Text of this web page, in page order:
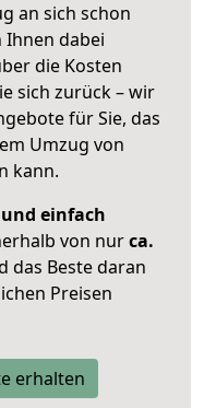
an sich schon
dabei
die Kosten
sich zurück – wir
für Sie, das
Umzug von
kann.
einfach
von nurca.
das Beste daran
Preisen
erhalten